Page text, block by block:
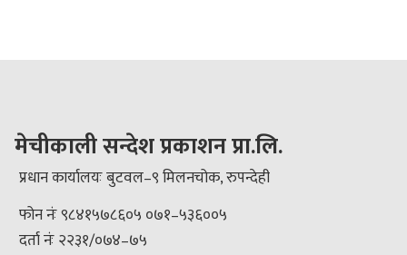
मेचीकाली सन्देश प्रकाशन प्रा.लि.
प्रधान कार्यालयः बुटवल–९ मिलनचोक, रुपन्देही
फोन नंः ९८४१५७८६०५ ०७१–५३६००५
दर्ता नंः २२३१/०७४–७५